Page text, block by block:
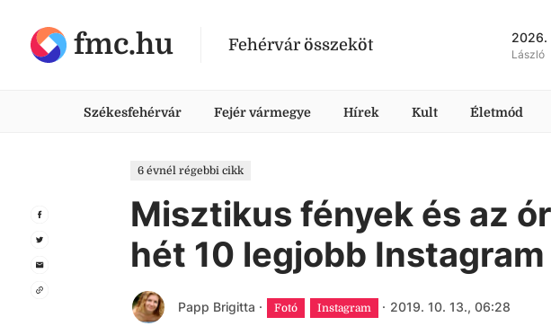
fmc.hu Fehérvár összeköt 2026.
László
Székesfehérvár Fejér vármegye Hírek Kult Életmód
6 évnél régebbi cikk
Misztikus fények és az
hét 10 legjobb
Papp Brigitta · Fotó Instagram · 2019. 10. 13., 06:28